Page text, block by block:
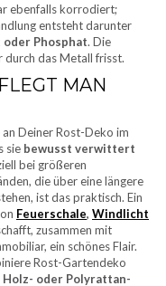
ebenfalls korrodiert;
entsteht darunter
Phosphat. Die
durch das Metall frisst.
MAN
Deiner Rost-Deko im
sie bewusst verwittert
bei größeren
die über eine längere
ist das praktisch. Ein
Feuerschale, Windlicht
zusammen mit
ein schönes Flair.
Rost-Gartendeko
oder Polyrattan-